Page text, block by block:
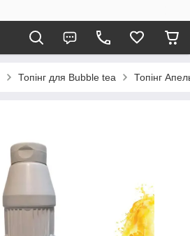
Топінг для Bubble tea Топінг